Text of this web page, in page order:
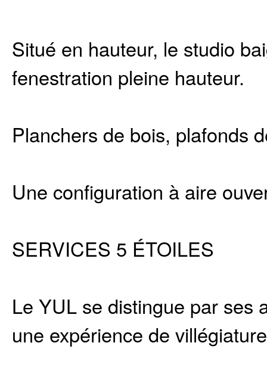
Situé en hauteur, le studio
fenestration pleine hauteur.
Planchers de bois, plafonds
Une configuration à aire
SERVICES 5 ÉTOILES
Le YUL se distingue par ses
une expérience de